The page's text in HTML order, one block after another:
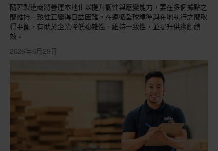
隨著製造商將營運本地化以提升韌性與應變能力，要在多個據點之
間維持一致性正變得日益困難。在遵循全球標準與在地執行之間取
得平衡，有助於企業降低複雜性、維持一致性，並提升供應鏈績
效。
2026年6月29日